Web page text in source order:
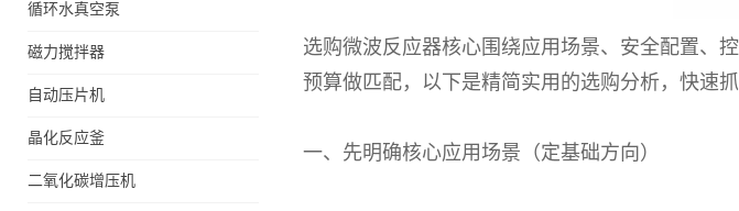
循环水真空泵
磁力搅拌器
自动压片机
晶化反应釜
二氧化碳增压机
选购微波反应器核心围绕应用场景、安全配置、
预算做匹配，以下是精简实用的选购分析，快速抓
一、先明确核心应用场景（定基础方向）